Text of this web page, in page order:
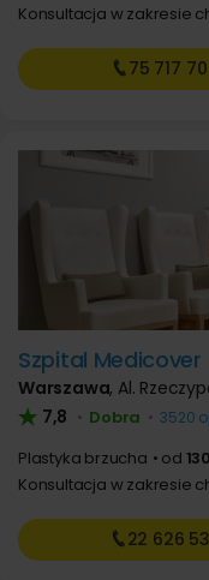
Konsultacja w zakresie
75 717
Szpital Medicover
Warszawa, Al.
7,8 • Dobra • 3520
Plastyka brzucha od
Konsultacja w zakresie
22 626